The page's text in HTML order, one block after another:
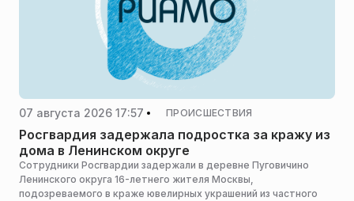
07 августа 2026 17:57 ПРОИСШЕСТВИЯ
Росгвардия задержала подростка за кражу из
дома в Ленинском округе
Сотрудники Росгвардии задержали в деревне Пуговичино
Ленинского округа 16-летнего жителя Москвы,
подозреваемого в краже ювелирных украшений из частного